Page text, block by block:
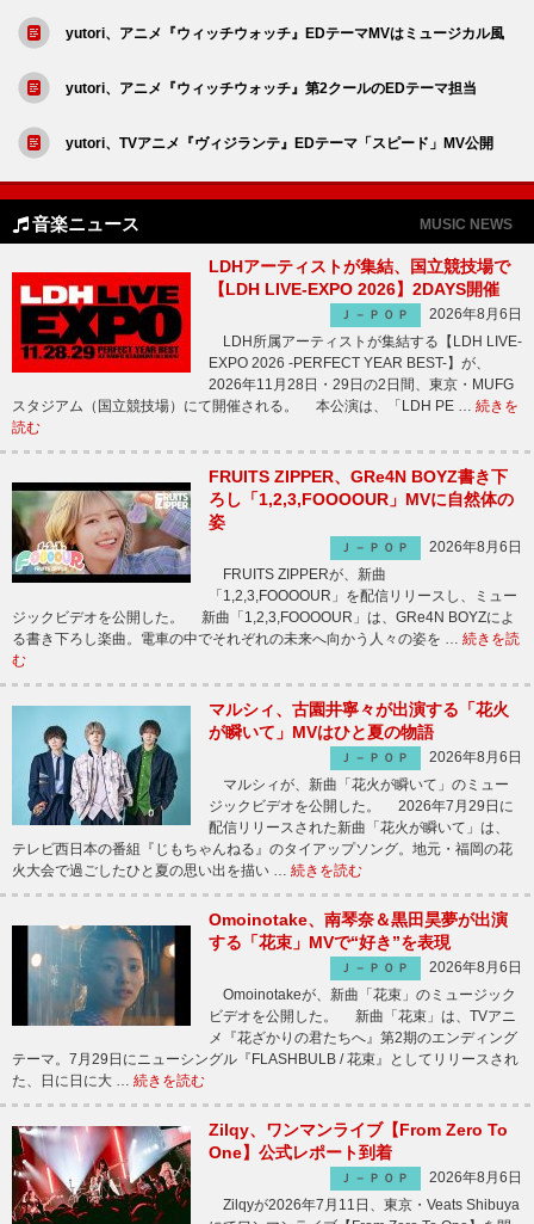
yutori、アニメ『ウィッチウォッチ』EDテーマMVはミュージカル風
yutori、アニメ『ウィッチウォッチ』第2クールのEDテーマ担当
yutori、TVアニメ『ヴィジランテ』EDテーマ「スピード」MV公開
音楽ニュース MUSIC NEWS
LDHアーティストが集結、国立競技場で
【LDH LIVE-EXPO 2026】2DAYS開催
Ｊ－ＰＯＰ
2026年8月6日
LDH所属アーティストが集結する【LDH LIVE-
EXPO 2026 -PERFECT YEAR BEST-】が、
2026年11月28日・29日の2日間、東京・MUFG
スタジアム（国立競技場）にて開催される。 本公演は、「LDH PE … 続きを
読む
FRUITS ZIPPER、GRe4N BOYZ書き下
ろし「1,2,3,FOOOOUR」MVに自然体の
姿
Ｊ－ＰＯＰ
2026年8月6日
FRUITS ZIPPERが、新曲
「1,2,3,FOOOOUR」を配信リリースし、ミュー
ジックビデオを公開した。 新曲「1,2,3,FOOOOUR」は、GRe4N BOYZによ
る書き下ろし楽曲。電車の中でそれぞれの未来へ向かう人々の姿を … 続きを読
む
マルシィ、古園井寧々が出演する「花火
が瞬いて」MVはひと夏の物語
Ｊ－ＰＯＰ
2026年8月6日
マルシィが、新曲「花火が瞬いて」のミュー
ジックビデオを公開した。 2026年7月29日に
配信リリースされた新曲「花火が瞬いて」は、
テレビ西日本の番組『じもちゃんねる』のタイアップソング。地元・福岡の花
火大会で過ごしたひと夏の思い出を描い … 続きを読む
Omoinotake、南琴奈＆黒田昊夢が出演
する「花束」MVで“好き”を表現
Ｊ－ＰＯＰ
2026年8月6日
Omoinotakeが、新曲「花束」のミュージック
ビデオを公開した。 新曲「花束」は、TVアニ
メ『花ざかりの君たちへ』第2期のエンディング
テーマ。7月29日にニューシングル『FLASHBULB / 花束』としてリリースされ
た、日に日に大 … 続きを読む
Zilqy、ワンマンライブ【From Zero To
One】公式レポート到着
Ｊ－ＰＯＰ
2026年8月6日
Zilqyが2026年7月11日、東京・Veats Shibuya